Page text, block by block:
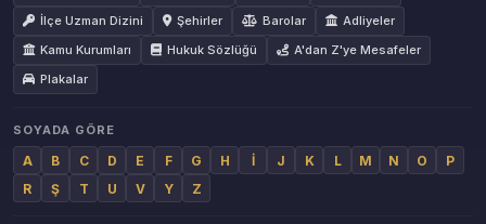
İlçe Uzman Dizini
Şehirler Barolar
Adliyeler
Kamu Kurumları
Hukuk Sözlüğü
A'dan Z'ye Mesafeler
Plakalar
SOYADA GÖRE
A B C D E F G H İ J K L M N O
P
R
Ş T U V Y Z